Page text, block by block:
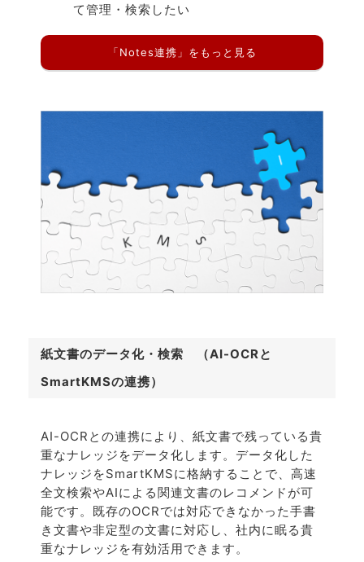
て管理・検索したい
「Notes連携」をもっと見る
紙文書のデータ化・検索 （AI-OCRと
SmartKMSの連携）
AI-OCRとの連携により、紙文書で残っている貴
重なナレッジをデータ化します。データ化した
ナレッジをSmartKMSに格納することで、高速
全文検索やAIによる関連文書のレコメンドが可
能です。既存のOCRでは対応できなかった手書
き文書や非定型の文書に対応し、社内に眠る貴
重なナレッジを有効活用できます。